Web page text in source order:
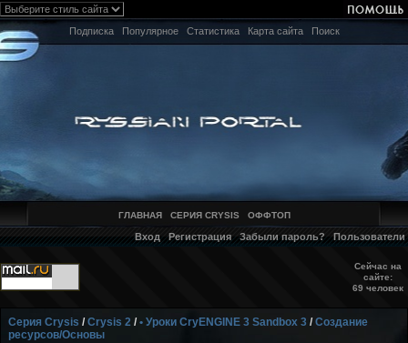
Подписка Популярное Статистика Карта сайта Поиск
ГЛАВНАЯ СЕРИЯ CRYSIS ОФФТОП
Вход Регистрация Забыли пароль? Пользователи
Сейчас на
сайте:
69 человек
Серия Crysis /Crysis 2 /• Уроки CryENGINE 3 Sandbox 3 /Создание
ресурсов/Основы